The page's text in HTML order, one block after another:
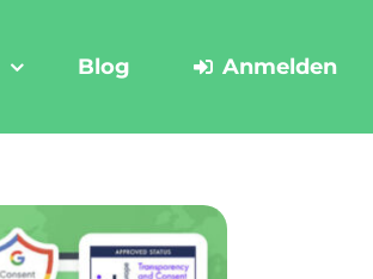
Blog Anmelden